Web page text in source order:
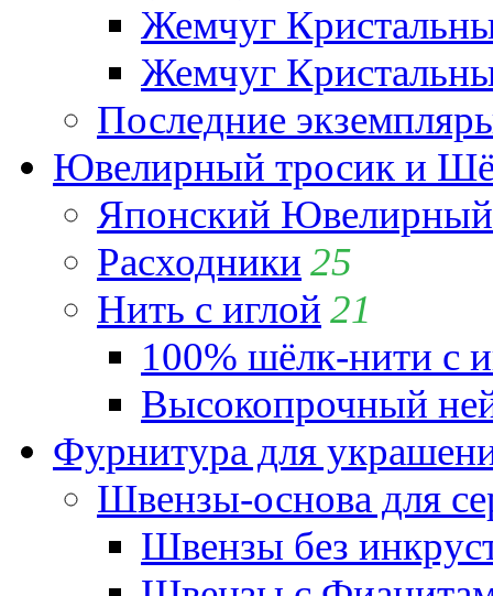
Жемчуг
Жемчуг
Последние
Ювелирный тросик и
Японский
Расходники 25
Нить с иглой 21
100% шёлк-нити с
Высокопрочный
Фурнитура для
Швензы-основа для
Швензы без